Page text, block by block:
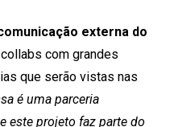
externa do
com grandes
que serão vistas nas
é uma parceria
este projeto faz parte do